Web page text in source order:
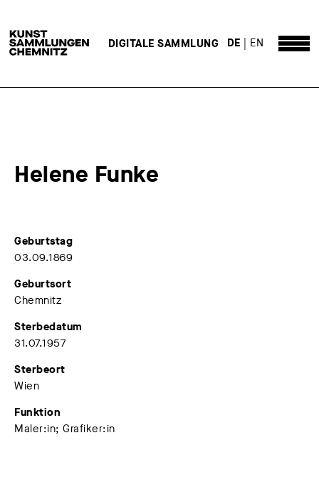
DE EN
DIGITALE SAMMLUNG
Helene Funke
Geburtstag
03.09.1869
Geburtsort
Chemnitz
Sterbedatum
31.07.1957
Sterbeort
Wien
Funktion
Maler:in; Grafiker:in